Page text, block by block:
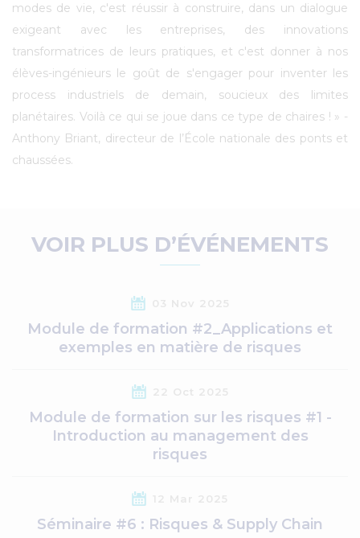
modes de vie, c'est réussir à construire, dans un dialogue
exigeant avec les entreprises, des innovations
transformatrices de leurs pratiques, et c'est donner à nos
élèves-ingénieurs le goût de s'engager pour inventer les
process industriels de demain, soucieux des limites
planétaires. Voilà ce qui se joue dans ce type de chaires ! » -
Anthony Briant, directeur de l’École nationale des ponts et
chaussées.
VOIR PLUS D’ÉVÉNEMENTS
Module de formation #2_Applications et
exemples en matière de risques
Module de formation sur les risques #1 -
Introduction au management des
risques
Séminaire #6 : Risques & Supply Chain